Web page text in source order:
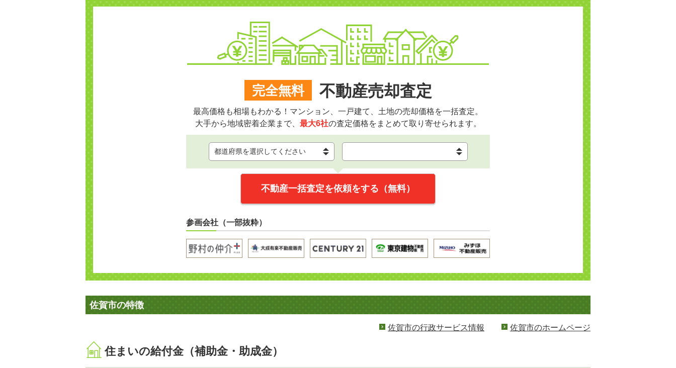
完全無料 不動産売却査定
最高価格も相場もわかる！マンション、一戸建て、土地の売却価格を一括査定。
大手から地域密着企業まで、 最大6社の査定価格をまとめて取り寄せられます。
不動産一括査定を依頼をする（無料）
参画会社（一部抜粋）
佐賀市の特徴
佐賀市の行政サービス情報 佐賀市のホームページ
住まいの給付金（補助金・助成金）